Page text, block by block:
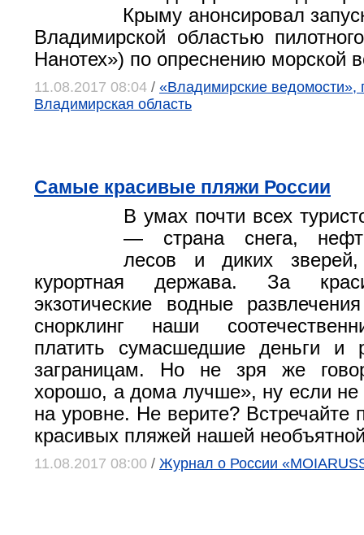
Крыму анонсировал
Владимирской областью
Нанотех») по опреснению морской
11.08.2017 08:04 / «Владимирские ведомости»,
Владимирская область
Самые красивые пляжи России
В умах почти всех
— страна снега,
лесов и диких
курортная держава. За
экзотические водные
снорклинг наши
платить сумасшедшие деньги и
заграницам. Но не зря же
хорошо, а дома лучше», ну если
на уровне. Не верите? Встречайте
красивых пляжей нашей
11.08.2017 08:00 / Журнал о России